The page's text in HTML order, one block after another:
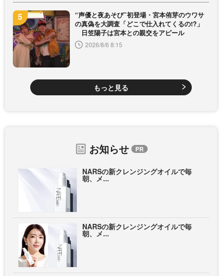
“声優と夜あそび”初登場・宮本侑芽のウワサ
の真偽を大調査「どこで仕入れてくるの!?」
日笠陽子は宮本との親交をアピール
2026/8/6 8:15
もっと見る
お知らせ
NARSの新クレンジングオイルで毎
朝、メ...
NARSの新クレンジングオイルで毎
朝、メ...